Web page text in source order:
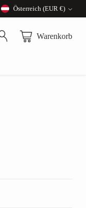
Währung
Österreich (EUR €)
Warenkorb